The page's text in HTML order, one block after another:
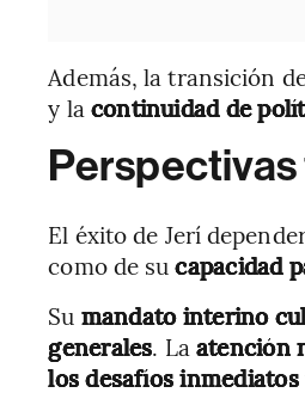
Además, la transición
y la continuidad de
El éxito de Jerí
como de sucapacidad
Su mandato interino
generales. La atención
los desafíos inmediatos